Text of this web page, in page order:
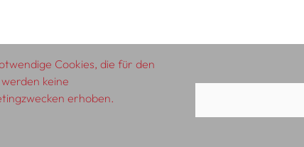
Cookies, die für den
keine
erhoben.